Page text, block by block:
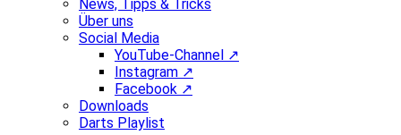
News, Tipps & Tricks
Über uns
Social Media
YouTube-Channel ↗
Instagram ↗
Facebook ↗
Downloads
Darts Playlist